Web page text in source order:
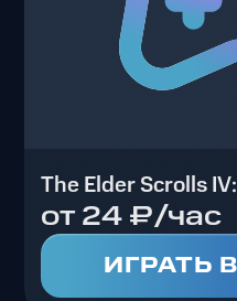
The Elder Scrolls
от 24 ₽/час
ИГРАТЬ